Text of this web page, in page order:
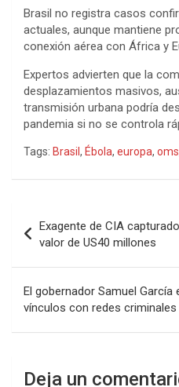
Brasil no registra casos
actuales, aunque mantiene
conexión aérea con África y
Expertos advierten que la
desplazamientos masivos,
transmisión urbana podría
pandemia si no se controla
Tags: Brasil , Ébola, europa, oms
de
entradas
Exagente de CIA
valor de US40 millones
El gobernador Samuel
vínculos con redes criminales
Deja un